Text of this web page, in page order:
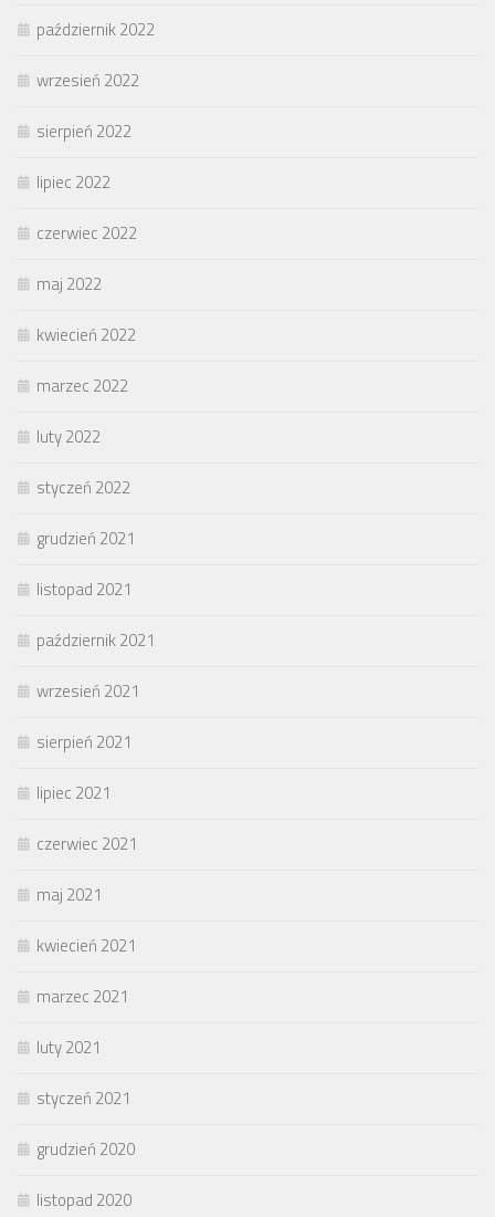
październik 2022
wrzesień 2022
sierpień 2022
lipiec 2022
czerwiec 2022
maj 2022
kwiecień 2022
marzec 2022
luty 2022
styczeń 2022
grudzień 2021
listopad 2021
październik 2021
wrzesień 2021
sierpień 2021
lipiec 2021
czerwiec 2021
maj 2021
kwiecień 2021
marzec 2021
luty 2021
styczeń 2021
grudzień 2020
listopad 2020